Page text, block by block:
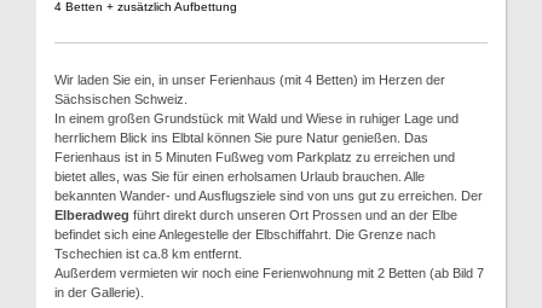
4 Betten + zusätzlich Aufbettung
Wir laden Sie ein, in unser Ferienhaus (mit 4 Betten) im Herzen der
Sächsischen Schweiz.
In einem großen Grundstück mit Wald und Wiese in ruhiger Lage und
herrlichem Blick ins Elbtal können Sie pure Natur genießen. Das
Ferienhaus ist in 5 Minuten Fußweg vom Parkplatz zu erreichen und
bietet alles, was Sie für einen erholsamen Urlaub brauchen. Alle
bekannten Wander- und Ausflugsziele sind von uns gut zu erreichen. Der
Elberadweg führt direkt durch unseren Ort Prossen und an der Elbe
befindet sich eine Anlegestelle der Elbschiffahrt. Die Grenze nach
Tschechien ist ca.8 km entfernt.
Außerdem vermieten wir noch eine Ferienwohnung mit 2 Betten (ab Bild 7
in der Gallerie).